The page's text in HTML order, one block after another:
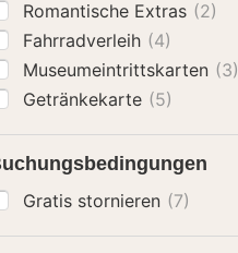
Romantische Extras (2)
Fahrradverleih (4)
Museumeintrittskarten (3)
Getränkekarte (5)
Gratis stornieren (7)